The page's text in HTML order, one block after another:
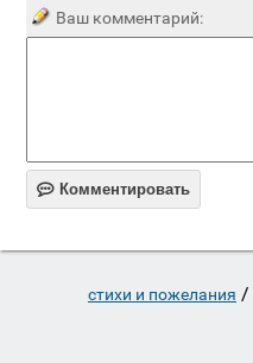
Ваш комментарий:
 Комментировать
стихи и пожелания /